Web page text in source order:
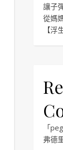
讓子
從媽
【
「
弗德